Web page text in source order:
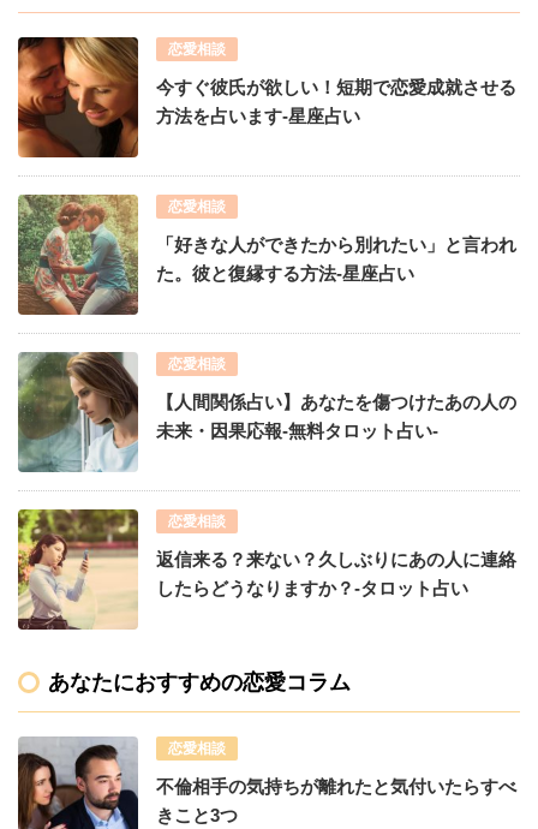
恋愛相談
今すぐ彼氏が欲しい！短期で恋愛成就させる
方法を占います-星座占い
恋愛相談
「好きな人ができたから別れたい」と言われ
た。彼と復縁する方法-星座占い
恋愛相談
【人間関係占い】あなたを傷つけたあの人の
未来・因果応報-無料タロット占い-
恋愛相談
返信来る？来ない？久しぶりにあの人に連絡
したらどうなりますか？-タロット占い
あなたにおすすめの恋愛コラム
恋愛相談
不倫相手の気持ちが離れたと気付いたらすべ
きこと3つ